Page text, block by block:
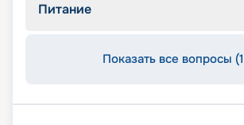
Питание
Показать все вопросы